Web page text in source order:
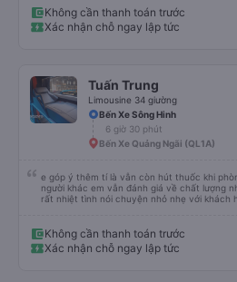
ấm hoặc áo khoác mỏng, vì thỉnh thoảng
cũ, nhưng vẫn có sẵn. Cổng USB để sạc
vệ sinh. Mọi thứ khá sạch sẽ. Chúng tôi trở
được đưa đến ga bằng xe buýt nhỏ. Họ
suốt chuyến đi, và có thể sẽ có những điểm
chọn công ty này và đặt chỗ ngồi VIP.
Không cần thanh toán trước
Xác nhận chỗ ngay lập tức
Tuấn Trung
Limousine 34 giường
Bến Xe Sông Hinh
6 giờ 30 phút
Bến Xe Quảng Ngãi (QL1A)
e góp ý thêm tí là vẫn còn hút thuốc khi
người khác em vẫn đánh giá về chất lượng nhà xe và bạn nhân viên phục vụ
rất nhiệt tình nói chuyện nhỏ nhẹ với khách
Không cần thanh toán trước
Xác nhận chỗ ngay lập tức